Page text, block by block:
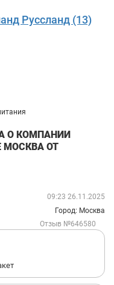
Руссланд (13)
О КОМПАНИИ
МОСКВА ОТ
09:23 26.11.2025
Город: Москва
Отзыв №646580